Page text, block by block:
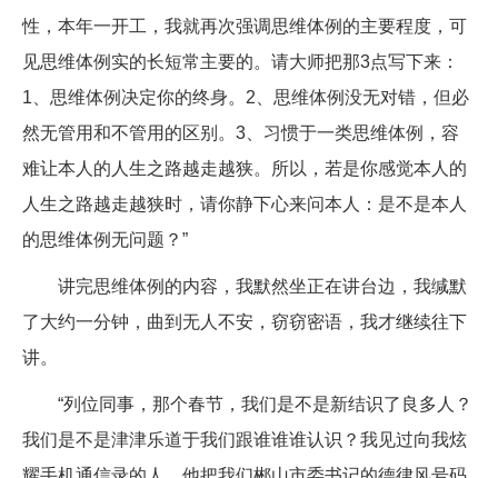
性，本年一开工，我就再次强调思维体例的主要程度，可
见思维体例实的长短常主要的。请大师把那3点写下来：
1、思维体例决定你的终身。2、思维体例没无对错，但必
然无管用和不管用的区别。3、习惯于一类思维体例，容
难让本人的人生之路越走越狭。所以，若是你感觉本人的
人生之路越走越狭时，请你静下心来问本人：是不是本人
的思维体例无问题？”
讲完思维体例的内容，我默然坐正在讲台边，我缄默
了大约一分钟，曲到无人不安，窃窃密语，我才继续往下
讲。
“列位同事，那个春节，我们是不是新结识了良多人？
我们是不是津津乐道于我们跟谁谁谁认识？我见过向我炫